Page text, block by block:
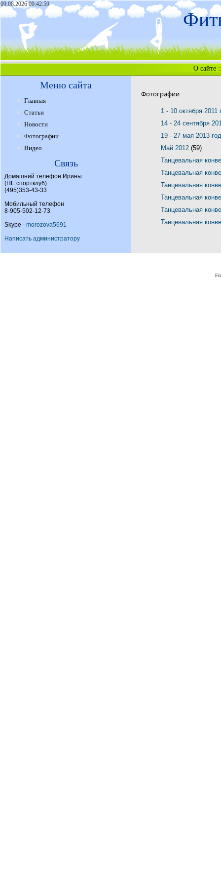
09.08.2026 09:42:59
О сайте
Меню сайта
Главная
Статьи
Новости
Фотографии
Видео
Связь
Домашний телефон Ирины
(НЕ спортклуб)
(495)353-43-33
Мобильный телефон
8-905-502-12-73
Skype - morozova5691
Написать администратору
Фотографии
1 - 10 октября 2011
14 - 24 сентября
19 - 27 мая 2013
Май 2012 (59)
Танцевальная
Танцевальная
Танцевальная
Танцевальная
Танцевальная
Танцевальная